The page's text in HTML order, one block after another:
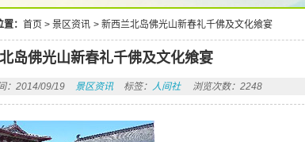
： 首页 > 景区资讯 > 新西兰北岛佛光山新春礼千佛及文化飨宴
岛佛光山新春礼千佛及文化飨宴
：2014/09/19 景区资讯 标签： 人间社 浏览次数：2248